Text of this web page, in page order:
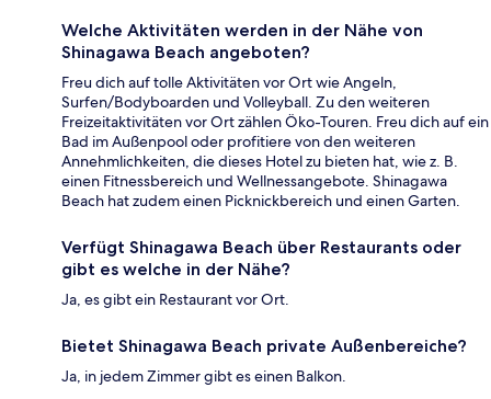
Welche Aktivitäten werden in der Nähe von
Shinagawa Beach angeboten?
Freu dich auf tolle Aktivitäten vor Ort wie Angeln,
Surfen/Bodyboarden und Volleyball. Zu den weiteren
Freizeitaktivitäten vor Ort zählen Öko-Touren. Freu dich auf ein
Bad im Außenpool oder profitiere von den weiteren
Annehmlichkeiten, die dieses Hotel zu bieten hat, wie z. B.
einen Fitnessbereich und Wellnessangebote. Shinagawa
Beach hat zudem einen Picknickbereich und einen Garten.
Verfügt Shinagawa Beach über Restaurants oder
gibt es welche in der Nähe?
Ja, es gibt ein Restaurant vor Ort.
Bietet Shinagawa Beach private Außenbereiche?
Ja, in jedem Zimmer gibt es einen Balkon.